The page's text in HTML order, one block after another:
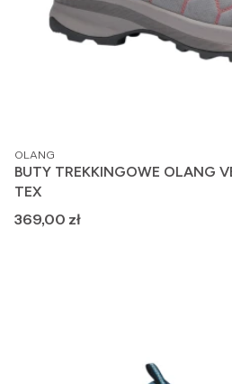
PRODUCENT
OLANG
BUTY TREKKINGOWE OLANG
TEX
Cena
369,00 zł